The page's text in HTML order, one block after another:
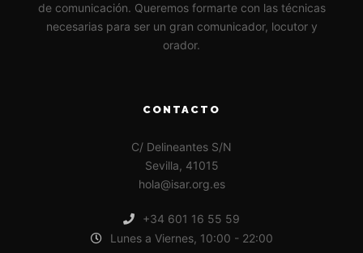
de comunicación. Queremos formarte con las técnicas
necesarias para ser un gran comunicador, locutor y
orador.
CONTACTO
C/ Delineantes S/N
Sevilla, 41015
hola@isar.org.es
+34 601 16 55 59
Lunes a Viernes, 10:00 - 22:00